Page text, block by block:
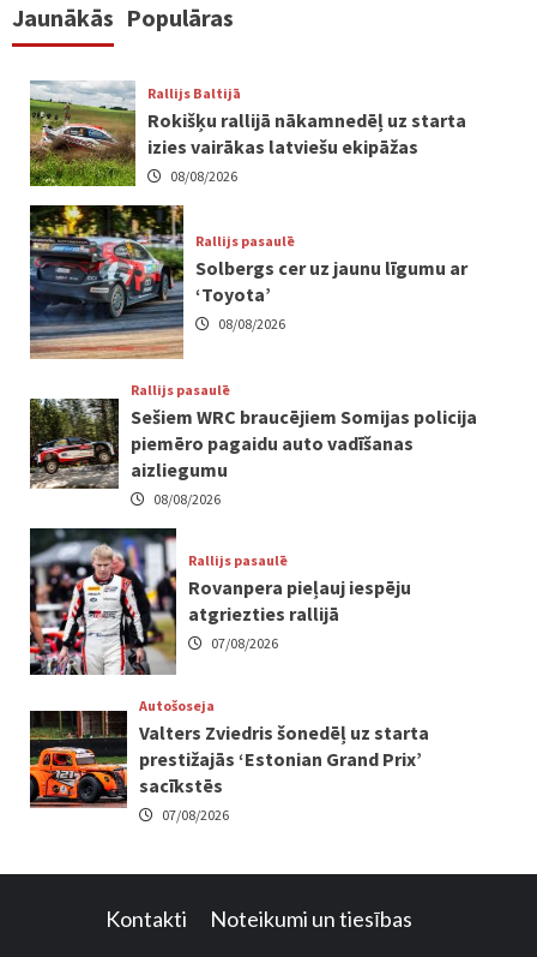
Jaunākās Populāras
Rallijs Baltijā
Rokišķu rallijā nākamnedēļ uz starta
izies vairākas latviešu ekipāžas
08/08/2026
Rallijs pasaulē
Solbergs cer uz jaunu līgumu ar
‘Toyota’
08/08/2026
Rallijs pasaulē
Sešiem WRC braucējiem Somijas policija
piemēro pagaidu auto vadīšanas
aizliegumu
08/08/2026
Rallijs pasaulē
Rovanpera pieļauj iespēju
atgriezties rallijā
07/08/2026
Autošoseja
Valters Zviedris šonedēļ uz starta
prestižajās ‘Estonian Grand Prix’
sacīkstēs
07/08/2026
Kontakti Noteikumi un tiesības